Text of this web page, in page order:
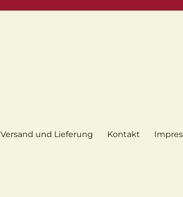
Versand und Lieferung Kontakt